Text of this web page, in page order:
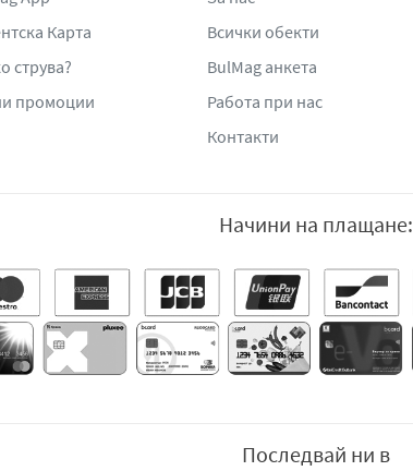
Карта
струва?
промоции
Всички обекти
BulMag анкета
Работа при нас
Контакти
Начини на плащане:
Последвай ни в